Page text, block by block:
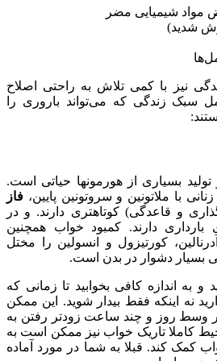
مواد شیمیایی مضر
شدید)
نیز با کمی تلاش به راحتی اصلاح
سبک زندگی که می‌تواند باروری را
بسیاری از هورمونها حیاتی است.
با ملاتونین و سروتونین پایین، فاز
و قاعدگی) کوتاهتری دارند. و در
دارند. کمبود خواب همچنین
کورتیزول و انسولین را مختل
بسیار دشوار در بدن است.
و به اندازه کافی بخوابید تا زمانی که
نه اینکه فقط بیدار شوید. این ممکن
وسط روز و چند ساعت زودتر رفتن به
کاملا تاریک خواب نیز ممکن است به
کمک کند. قبلا به شما در مورد آماده